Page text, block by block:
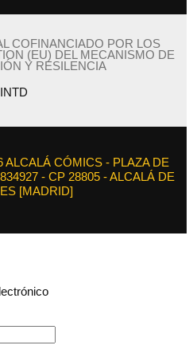
COFINANCIADO POR LOS
(EU) DEL MECANISMO DE
Y RESILENCIA
CÓMICS - PLAZA DE
- CP 28805 - ALCALÁ DE
[MADRID]